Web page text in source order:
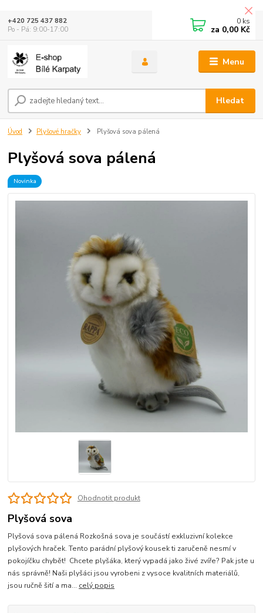
Menu
Hledat
+420 725 437 882
Po - Pá: 9:00-17:00
0 ks
za 0,00 Kč
Úvod Plyšové hračky Plyšová sova pálená
Plyšová sova pálená
Novinka
Ohodnotit produkt
Plyšová sova
Plyšová sova pálená Rozkošná sova je součástí exkluzivní kolekce
plyšových hraček. Tento parádní plyšový kousek ti zaručeně nesmí v
pokojíčku chybět! Chcete plyšáka, který vypadá jako živé zvíře? Pak jste u
nás správně! Naši plyšáci jsou vyrobeni z vysoce kvalitních materiálů,
jsou ručně šití a ma... celý popis